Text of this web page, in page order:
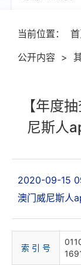
当前位置：
公开内容 >
【年度
尼斯人
2020-09-15
澳门威尼斯人
索 引 号